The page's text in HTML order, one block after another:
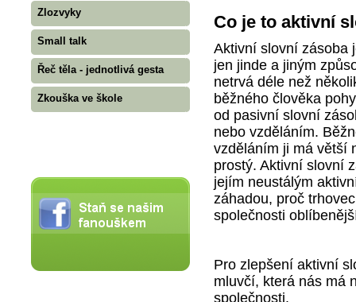
Zlozvyky
Small talk
Řeč těla - jednotlivá gesta
Zkouška ve škole
Co je to aktivní
Aktivní slovní zásoba
jen jinde a jiným
netrvá déle než
běžného člověka
od pasivní slovní
nebo vzděláním.
vzděláním ji má větší
prostý. Aktivní slovní
jejím neustálým
záhadou, proč
společnosti
Pro zlepšení aktivní
mluvčí, která nás má
společnosti.